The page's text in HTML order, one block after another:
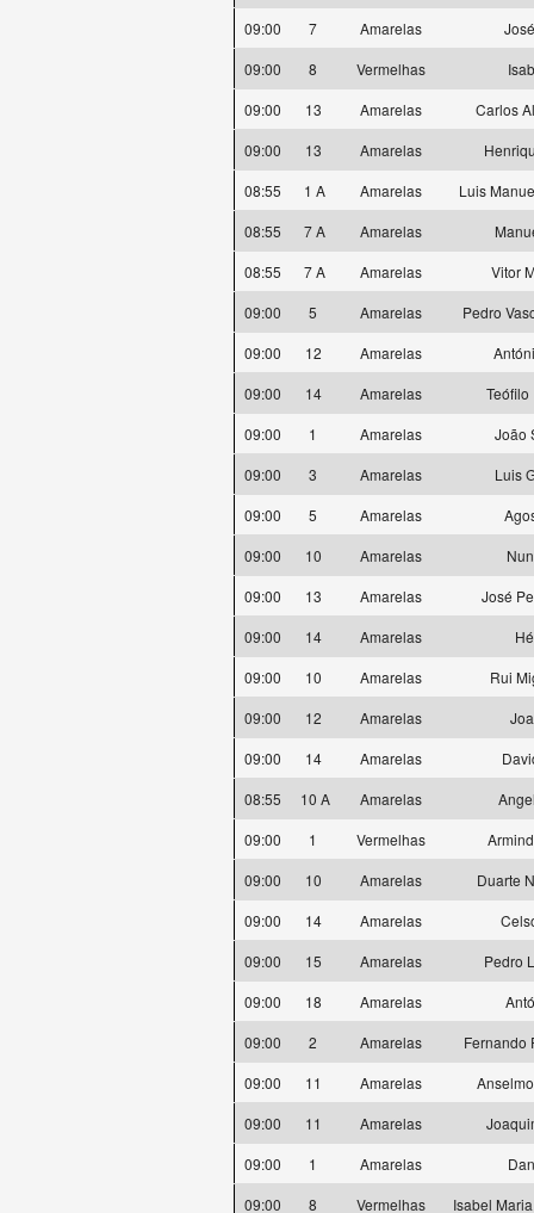
09:00
7 Amarelas
09:00
8 Vermelhas
09:00
13 Amarelas
Carlos
09:00
13 Amarelas
08:55
1 A Amarelas
Luis
08:55
7 A Amarelas
08:55
7 A Amarelas
Vitor
09:00
5 Amarelas
Pedro
09:00
12 Amarelas
09:00
14 Amarelas
Teófilo
09:00
1 Amarelas
João
09:00
3 Amarelas
Luis
09:00
5 Amarelas
09:00
10 Amarelas
09:00
13 Amarelas
José
09:00
14 Amarelas
09:00
10 Amarelas
Rui
09:00
12 Amarelas
09:00
14 Amarelas
08:55
10 A Amarelas
09:00
1 Vermelhas
09:00
10 Amarelas
Duarte
09:00
14 Amarelas
09:00
15 Amarelas
Pedro
09:00
18 Amarelas
09:00
2 Amarelas
Fernando
09:00
11 Amarelas
09:00
11 Amarelas
09:00
1 Amarelas
09:00
8 Vermelhas Isabel